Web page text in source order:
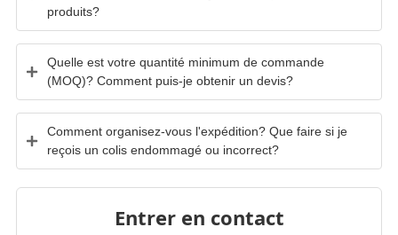
produits?
Quelle est votre quantité minimum de commande
(MOQ)? Comment puis-je obtenir un devis?
Comment organisez-vous l'expédition? Que faire si je
reçois un colis endommagé ou incorrect?
Entrer en contact